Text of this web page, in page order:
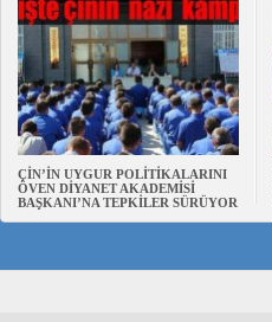
ÇİN’İN UYGUR POLİTİKALARINI
ÖVEN DİYANET AKADEMİSİ
BAŞKANI’NA TEPKİLER SÜRÜYOR